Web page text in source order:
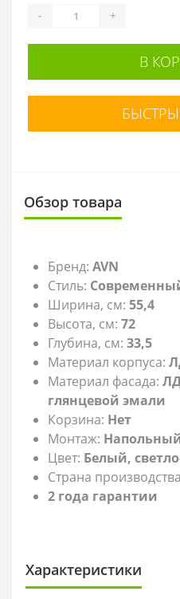
- +
В
Обзор товара
Бренд: AVN
Стиль:
Ширина, см: 55,4
Высота, см: 72
Глубина, см: 33,5
Материал корпуса:
Материал фасада:
глянцевой эмали
Корзина: Нет
Монтаж:
Цвет: Белый,
Страна
2 года гарантии
Характеристики